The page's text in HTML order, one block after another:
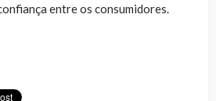
entre os consumidores.